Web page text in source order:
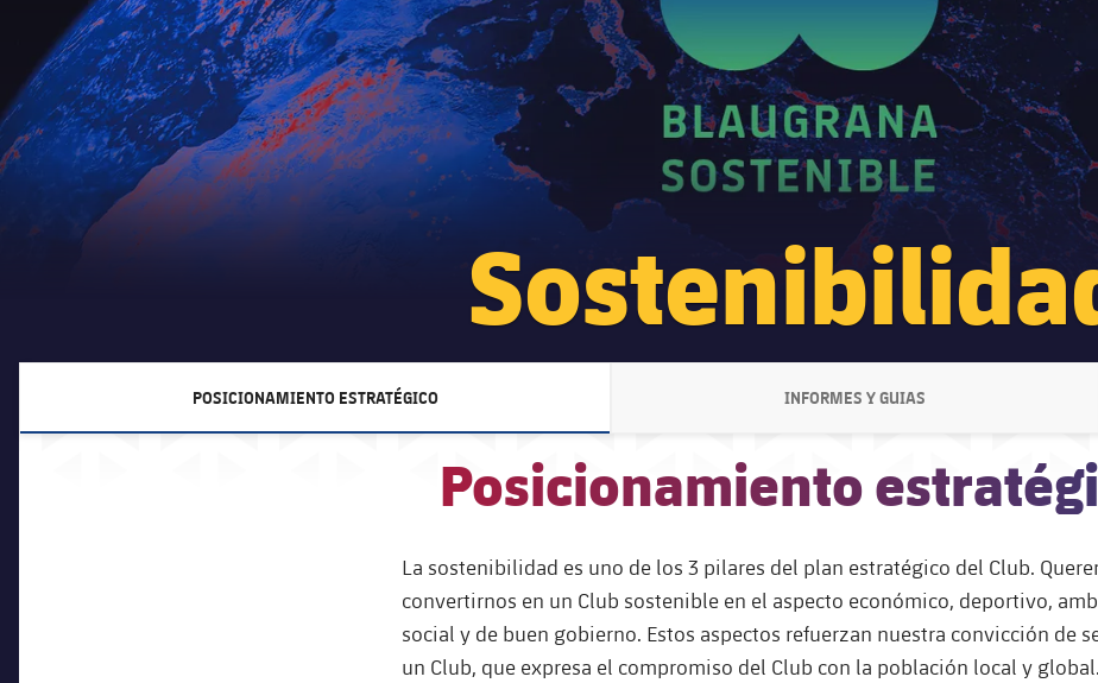
POSICIONAMIENTO ESTRATÉGICO
LABEL.ARIA.CHEVRONRIGHT
INFORMES Y GUIAS
LABEL.ARIA.CHEVRONRIGHT
Posicionamiento
La sostenibilidad es uno de los 3 pilares del plan estratégico del Club.
convertirnos en un Club sostenible en el aspecto económico, deportivo,
social y de buen gobierno. Estos aspectos refuerzan nuestra convicción de
un Club, que expresa el compromiso del Club con la población local y global.